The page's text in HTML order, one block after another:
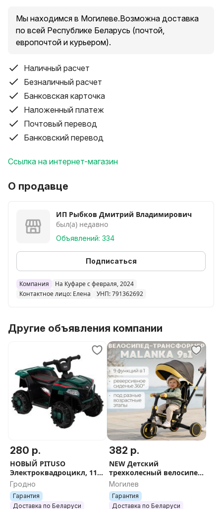
представляет собой удобный в использовании,
легкий, и одновременно функциональный велик.
Изящная и современная модель!
велосипеда QPlay Elite1:
- EVA колеса 9 и 8 дюймов;
- поворотное на 180 градусов сиденье;
- колясочная крыша;
- мягкая наклонная спинка;
- пятиточечный ремень безопасности;
- подстаканник;
- съемная/складная колясочная крыша;
- разъемная/съемная дуга безопасности;
- съемный козырек на молнии;
- регулируемая по высоте ручка управления;
Размер велосипеда: 117х50х102 см.
Размер коробки: 55х32х30 см.
Вес велосипеда: 9 кг.
Производство: Китай.
интересных товаров
Мы находимся в Могилеве.Возможна доставка
по всей Республике Беларусь (почтой,
европочтой и курьером).
Наличный расчет
Безналичный расчет
Банковская карточка
Наложенный платеж
Почтовый перевод
Банковский перевод
Ссылка на интернет-магазин
О продавце
ИП Рыбков Дмитрий Владимирович
был(а) недавно
Объявлений: 334
Подписаться
Компания
На Куфаре с февраля, 2024
Контактное лицо: Елена
УНП: 791362692
Другие объявления компании
280 р.
НОВЫЙ PITUSO
Электроквадроцикл, 116-
NEW
6V/4.5Ah,20W*1,колеса
пласт,свет,муз,68*43*47с
Гродно
Гарантия
Доставка по Беларуси
382 р.
NEW Детский
трехколесный велосипед
беговел 9 в 1 BubaGO BG
211 Malanka Черно-
желтый
Могилев
Гарантия
Доставка по Беларуси